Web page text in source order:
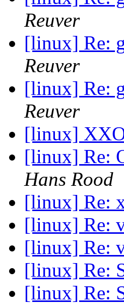
Reuver
[linux] Re:
Reuver
[linux] Re:
Reuver
[linux]
[linux] Re:
Hans Rood
[linux] Re:
[linux] Re:
[linux] Re:
[linux] Re:
[linux] Re: